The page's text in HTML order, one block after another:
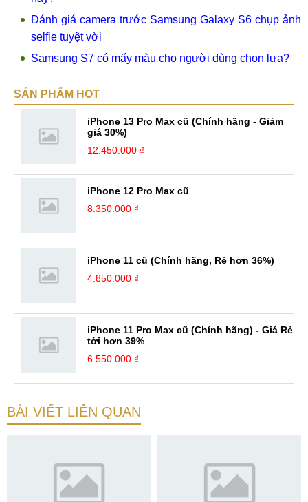
Đánh giá camera trước Samsung Galaxy S6 chụp ảnh
selfie tuyệt vời
Samsung S7 có mấy màu cho người dùng chọn lựa?
SẢN PHẨM HOT
iPhone 13 Pro Max cũ (Chính hãng - Giảm
giá 30%)
12.450.000 ₫
iPhone 12 Pro Max cũ
8.350.000 ₫
iPhone 11 cũ (Chính hãng, Rẻ hơn 36%)
4.850.000 ₫
iPhone 11 Pro Max cũ (Chính hãng) - Giá Rẻ
tới hơn 39%
6.550.000 ₫
BÀI VIẾT LIÊN QUAN